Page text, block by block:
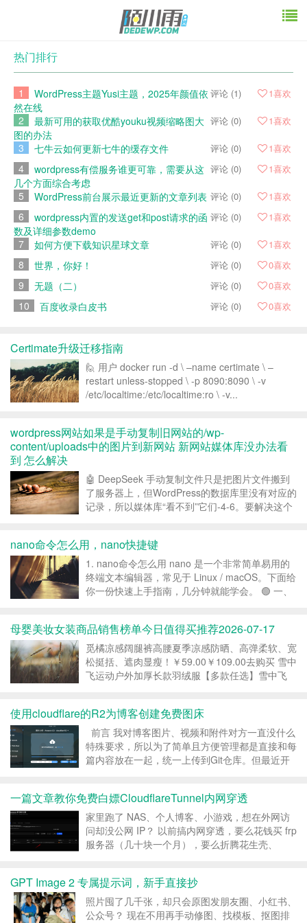
热门排行
评论 (1) 1喜欢
1
WordPress主题Yusi主题，2025年颜值依
然在线
评论 (0) 1喜欢
2
最新可用的获取优酷youku视频缩略图大
图的办法
评论 (0) 1喜欢
3 七牛云如何更新七牛的缓存文件
评论 (0) 1喜欢
4
wordpress有偿服务谁更可靠，需要从这
几个方面综合考虑
评论 (0) 1喜欢
5 WordPress前台展示最近更新的文章列表
评论 (0) 1喜欢
6
wordpress内置的发送get和post请求的函
数及详细参数demo
评论 (0) 1喜欢
7 如何方便下载知识星球文章
评论 (0) 0喜欢
8 世界，你好！
评论 (0) 0喜欢
9 无题（二）
评论 (0) 0喜欢
10 百度收录白皮书
Certimate升级迁移指南
🙋 用户 docker run -d \ –name certimate \ –
restart unless-stopped \ -p 8090:8090 \ -v
/etc/localtime:/etc/localtime:ro \ -v...
wordpress网站如果是手动复制旧网站的/wp-
content/uploads中的图片到新网站 新网站媒体库没办法看
到 怎么解决
🤖 DeepSeek 手动复制文件只是把图片文件搬到
了服务器上，但WordPress的数据库里没有对应的
记录，所以媒体库“看不到”它们-4-6。要解决这个
省时省力 这是最...
nano命令怎么用，nano快捷键
1. nano命令怎么用 nano 是一个非常简单易用的
终端文本编辑器，常见于 Linux / macOS。下面给
你一份快速上手指南，几分钟就能学会。 🟢 一、
母婴美妆女装商品销售榜单今日值得买推荐2026-07-17
觅橘凉感阔腿裤高腰夏季凉感防晒、高弹柔软、宽
松挺括、遮肉显瘦！￥59.00￥109.00去购买 雪中
飞运动户外加厚长款羽绒服【多款任选】雪中飞
重重磅纯棉短袖t恤女男慵懒风设计...
使用cloudflare的R2为博客创建免费图床
前言 我对博客图片、视频和附件对方一直没什么
特殊要求，所以为了简单且方便管理都是直接和每
篇内容放在一起，统一上传到Git仓库。但最近开
异常困难。这让我突然意识到，是时候做内容与资
源的分离...
一篇文章教你免费白嫖CloudflareTunnel内网穿透
家里跑了 NAS、个人博客、小游戏，想在外网访
问却没公网 IP？ 以前搞内网穿透，要么花钱买 frp
服务器（几十块一个月），要么折腾花生壳、
Cloudflare Tunnel。 一条 dock...
GPT Image 2 专属提示词，新手直接抄
照片囤了几千张，却只会原图发朋友圈、小红书、
公众号？ 现在不用再手动修图、找模板、抠图排